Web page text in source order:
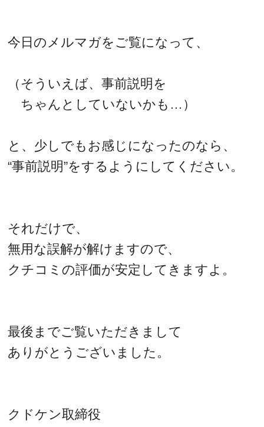
今日のメルマガをご覧になって、
（そういえば、事前説明を
ちゃんとしていないかも…）
と、少しでもお感じになったのなら、
“事前説明”をするようにしてください。
それだけで、
無用な誤解が解けますので、
クチコミの評価が安定してきますよ。
最後までご覧いただきまして
ありがとうございました。
クドケン取締役